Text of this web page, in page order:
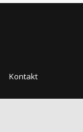
Kontakt